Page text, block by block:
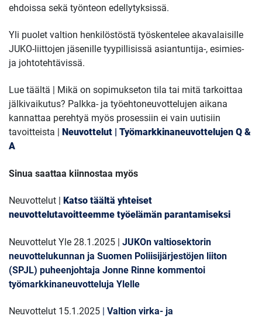
ehdoissa sekä työnteon edellytyksissä.
Yli puolet valtion henkilöstöstä työskentelee akavalaisille
JUKO-liittojen jäsenille tyypillisissä asiantuntija-, esimies-
ja johtotehtävissä.
Lue täältä | Mikä on sopimukseton tila tai mitä tarkoittaa
jälkivaikutus? Palkka- ja työehtoneuvottelujen aikana
kannattaa perehtyä myös prosessiin ei vain uutisiin
tavoitteista
Neuvottelut | Työmarkkinaneuvottelujen Q &
A
Sinua saattaa kiinnostaa myös
Neuvottelut |
Katso täältä yhteiset
neuvottelutavoitteemme työelämän parantamiseksi
Neuvottelut Yle 28.1.2025 | JUKOn valtiosektorin
neuvottelukunnan ja Suomen Poliisijärjestöjen liiton
(SPJL) puheenjohtaja Jonne Rinne kommentoi
työmarkkinaneuvotteluja Ylelle
Neuvottelut 15.1.2025 | Valtion virka- ja